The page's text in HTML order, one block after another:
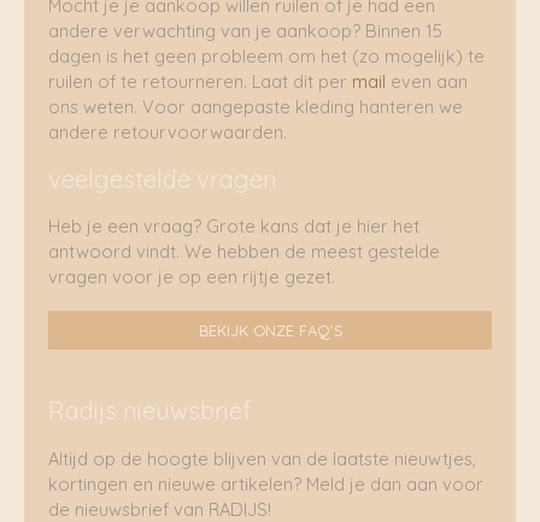
Mocht je je aankoop willen ruilen of je had een
andere verwachting van je aankoop? Binnen 15
dagen is het geen probleem om het (zo mogelijk) te
ruilen of te retourneren. Laat dit per mail even aan
ons weten. Voor aangepaste kleding hanteren we
andere retourvoorwaarden.
veelgestelde vragen
Heb je een vraag? Grote kans dat je hier het
antwoord vindt. We hebben de meest gestelde
vragen voor je op een rijtje gezet.
BEKIJK ONZE FAQ'S
Radijs nieuwsbrief
Altijd op de hoogte blijven van de laatste nieuwtjes,
kortingen en nieuwe artikelen? Meld je dan aan voor
de nieuwsbrief van RADIJS!